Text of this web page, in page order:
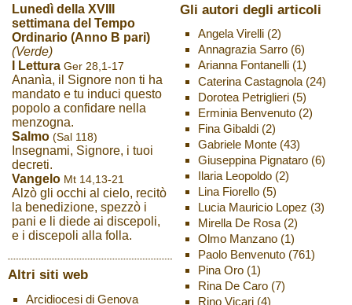
Lunedì della XVIII
settimana del Tempo
Ordinario (Anno B pari)
(Verde)
I Lettura Ger 28,1-17
Ananìa, il Signore non ti ha
mandato e tu induci questo
popolo a confidare nella
menzogna.
Salmo (Sal 118)
Insegnami, Signore, i tuoi
decreti.
Vangelo Mt 14,13-21
Alzò gli occhi al cielo, recitò
la benedizione, spezzò i
pani e li diede ai discepoli,
e i discepoli alla folla.
Altri siti web
Arcidiocesi di Genova
Gli autori degli articoli
Angela Virelli(2)
Annagrazia Sarro(6)
Arianna Fontanelli(1)
Caterina Castagnola(24)
Dorotea Petriglieri(5)
Erminia Benvenuto(2)
Fina Gibaldi(2)
Gabriele Monte(43)
Giuseppina Pignataro(6)
Ilaria Leopoldo(2)
Lina Fiorello(5)
Lucia Mauricio Lopez (3)
Mirella De Rosa(2)
Olmo Manzano(1)
Paolo Benvenuto(761)
Pina Oro(1)
Rina De Caro(7)
Rino Vicari(4)